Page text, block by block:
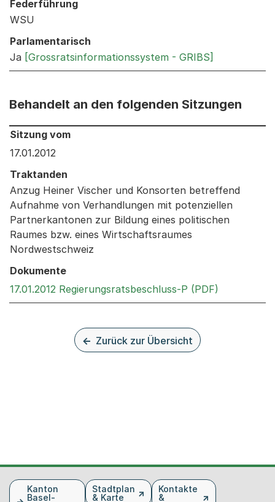
Federführung
WSU
Parlamentarisch
Ja [Grossratsinformationssystem - GRIBS]
Behandelt an den folgenden Sitzungen
Behandelt an den folgenden Sitzungen: Informationen
Sitzung vom
17.01.2012
Traktanden
Anzug Heiner Vischer und Konsorten betreffend
Aufnahme von Verhandlungen mit potenziellen
Partnerkantonen zur Bildung eines politischen
Raumes bzw. eines Wirtschaftsraumes
Nordwestschweiz
Dokumente
17.01.2012 Regierungsratsbeschluss-P (PDF)
Zurück zur Übersicht
FusszeileKanton
Basel-
Stadtplan
& Karte
Kontakte
&